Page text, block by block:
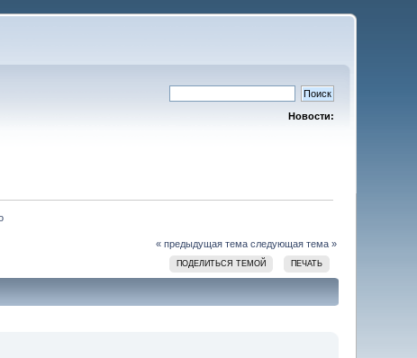
Новости:
« предыдущая тема следующая тема »
ПОДЕЛИТЬСЯ ТЕМОЙ ПЕЧАТЬ